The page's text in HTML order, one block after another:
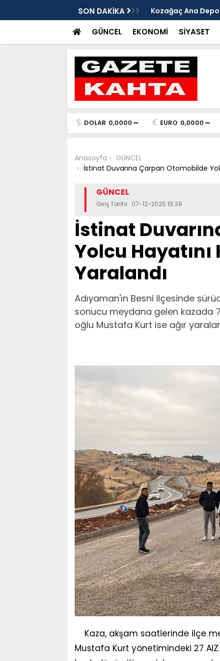
SON DAKİKA
Özbey'in acısı: 'Bu olay hepimize
Kozağaç Ana
projesinde önemli
GÜNCEL EKONOMİ SİYASET
DOLAR 0,0000 EURO 0,0000
Anasayfa
GÜNCEL
İstinat Duvarına Çarpan Otomobilde
GÜNCEL
Giriş Tarihi : 07-12-2025 15:39
İstinat
Yolcu
Yaralandı
Adıyaman'ın Besni ilçesinde
sonucu meydana gelen kazada
oğlu Mustafa Kurt ise ağır
Kaza, akşam saatlerinde ilçe
Mustafa Kurt yönetimindeki 27